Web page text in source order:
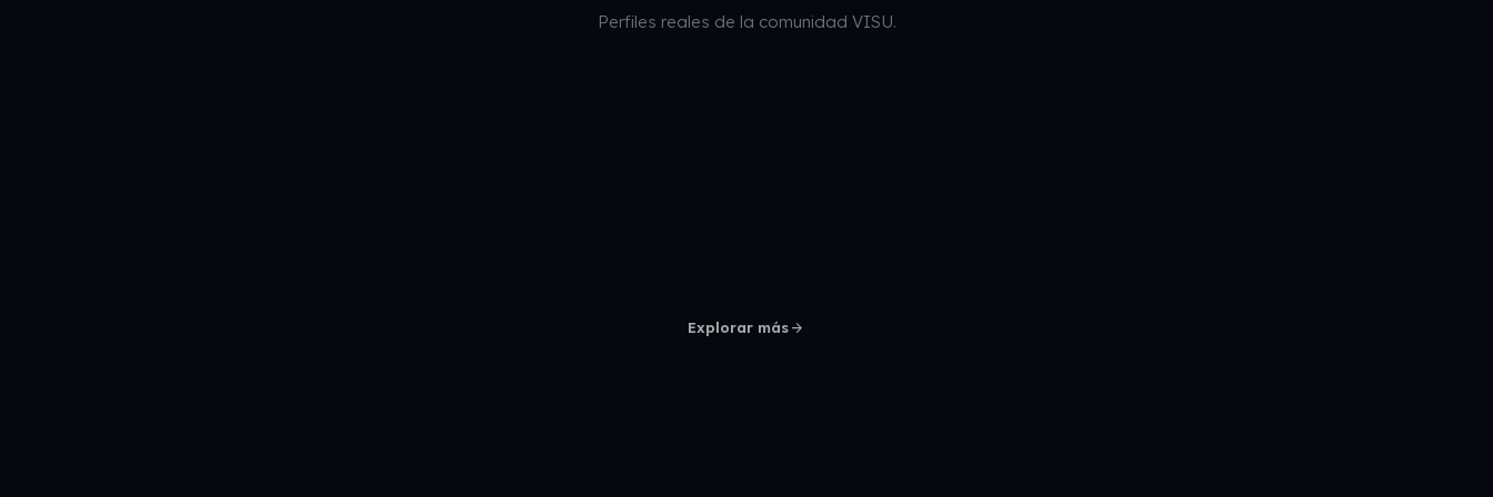
Perfiles reales de la comunidad VISU.
Explorar másarrow_forward